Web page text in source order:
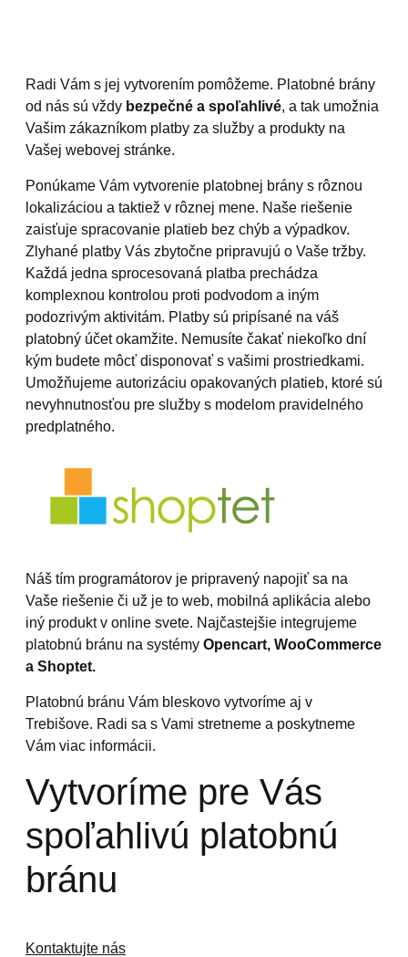
Radi Vám s jej vytvorením pomôžeme. Platobné brány
od nás sú vždy bezpečné a spoľahlivé, a tak umožnia
Vašim zákazníkom platby za služby a produkty na
Vašej webovej stránke.
Ponúkame Vám vytvorenie platobnej brány s rôznou
lokalizáciou a taktiež v rôznej mene. Naše riešenie
zaisťuje spracovanie platieb bez chýb a výpadkov.
Zlyhané platby Vás zbytočne pripravujú o Vaše tržby.
Každá jedna sprocesovaná platba prechádza
komplexnou kontrolou proti podvodom a iným
podozrivým aktivitám. Platby sú pripísané na váš
platobný účet okamžite. Nemusíte čakať niekoľko dní
kým budete môcť disponovať s vašimi prostriedkami.
Umožňujeme autorizáciu opakovaných platieb, ktoré sú
nevyhnutnosťou pre služby s modelom pravidelného
predplatného.
Náš tím programátorov je pripravený napojiť sa na
Vaše riešenie či už je to web, mobilná aplikácia alebo
iný produkt v online svete. Najčastejšie integrujeme
platobnú bránu na systémy Opencart, WooCommerce
a Shoptet.
Platobnú bránu Vám bleskovo vytvoríme aj v
Trebišove. Radi sa s Vami stretneme a poskytneme
Vám viac informácii.
Vytvoríme pre Vás
spoľahlivú platobnú
bránu
Kontaktujte nás